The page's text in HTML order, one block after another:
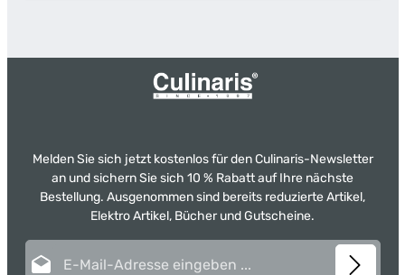
Melden Sie sich jetzt kostenlos für den Culinaris-Newsletter
an und sichern Sie sich 10 % Rabatt auf Ihre nächste
Bestellung. Ausgenommen sind bereits reduzierte Artikel,
Elektro Artikel, Bücher und Gutscheine.